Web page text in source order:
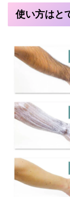
使い方はと